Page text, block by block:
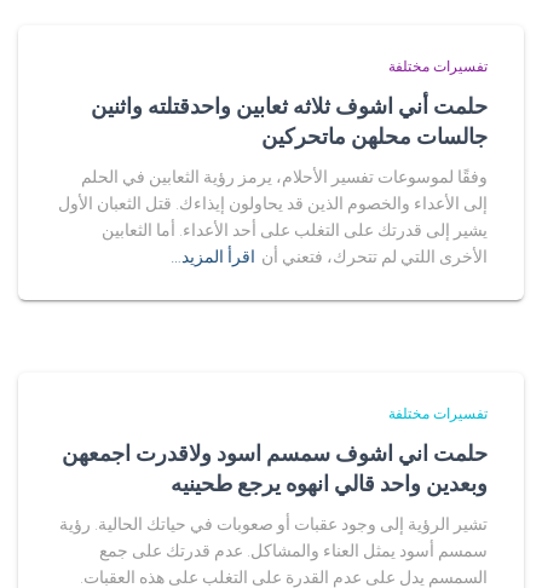
تفسيرات مختلفة
حلمت أني اشوف ثلاثه ثعابين واحدقتلته واثنين
جالسات محلهن ماتحركين
وفقًا لموسوعات تفسير الأحلام، يرمز رؤية الثعابين في الحلم
إلى الأعداء والخصوم الذين قد يحاولون إيذاءك. قتل الثعبان الأول
يشير إلى قدرتك على التغلب على أحد الأعداء. أما الثعابين
الأخرى اللتي لم تتحرك، فتعني أن اقرأ المزيد…
تفسيرات مختلفة
حلمت اني اشوف سمسم اسود ولاقدرت اجمعهن
وبعدين واحد قالي انهوه يرجع طحينيه
تشير الرؤية إلى وجود عقبات أو صعوبات في حياتك الحالية. رؤية
سمسم أسود يمثل العناء والمشاكل. عدم قدرتك على جمع
السمسم يدل على عدم القدرة على التغلب على هذه العقبات.